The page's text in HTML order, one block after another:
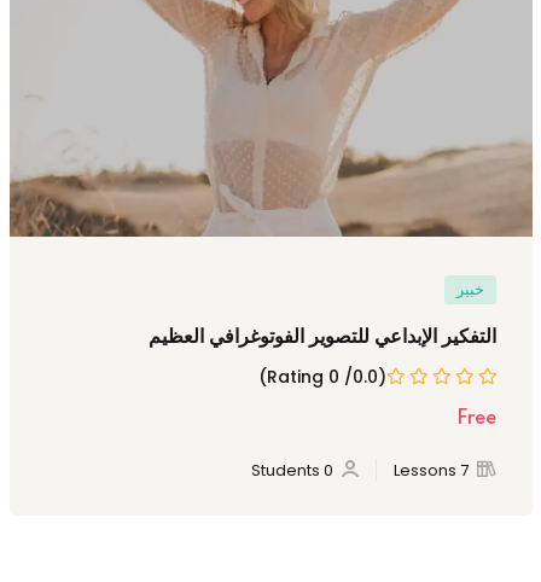
خبير
التفكير الإبداعي للتصوير الفوتوغرافي العظيم
(0.0/ 0 Rating)
Free
7 Lessons
0 Students